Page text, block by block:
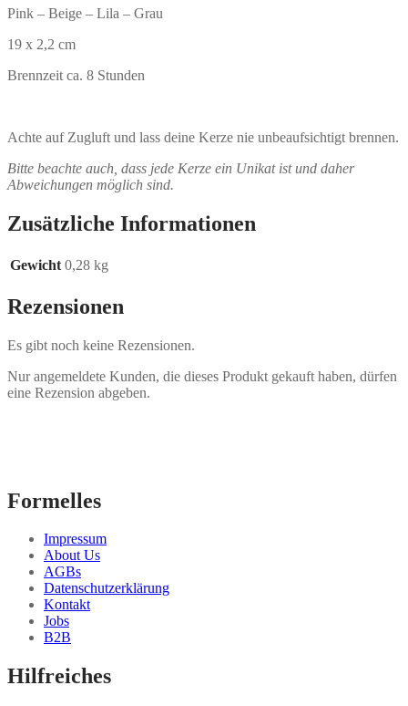
Pink – Beige – Lila – Grau
19 x 2,2 cm
Brennzeit ca. 8 Stunden
Achte auf Zugluft und lass deine Kerze nie unbeaufsichtigt brennen.
Bitte beachte auch, dass jede Kerze ein Unikat ist und daher
Abweichungen möglich sind.
Zusätzliche Informationen
Gewicht 0,28 kg
Rezensionen
Es gibt noch keine Rezensionen.
Nur angemeldete Kunden, die dieses Produkt gekauft haben, dürfen
eine Rezension abgeben.
Formelles
Impressum
About Us
AGBs
Datenschutzerklärung
Kontakt
Jobs
B2B
Hilfreiches